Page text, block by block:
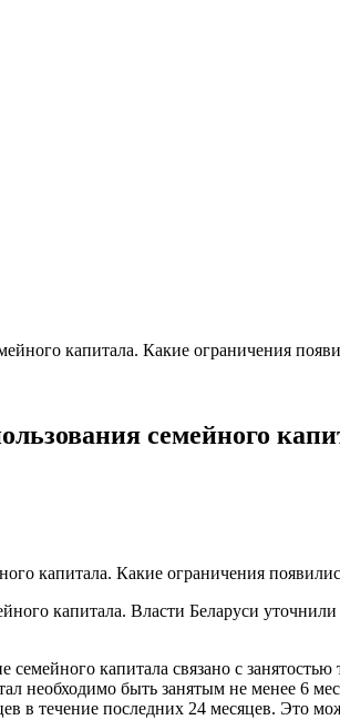
капитала. Какие ограничения
семейного
капитала. Власти Беларуси
семейного капитала связано с
необходимо быть занятым не менее 6
в течение последних 24 месяцев. Это